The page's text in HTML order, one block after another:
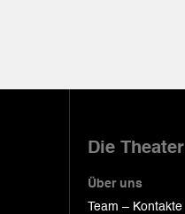
Die Theater
Über uns
Team – Kontakte